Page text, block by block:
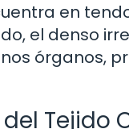
en
el denso
órganos,